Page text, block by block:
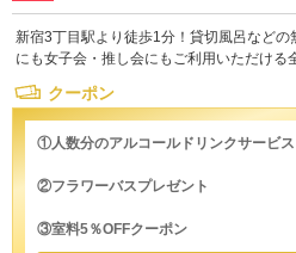
新宿3丁目駅より徒歩1分！貸切風呂など
にも女子会・推し会にもご利用いただける
クーポン
①人数分のアルコールドリンクサービス
②フラワーバスプレゼント
③室料5％OFFクーポン